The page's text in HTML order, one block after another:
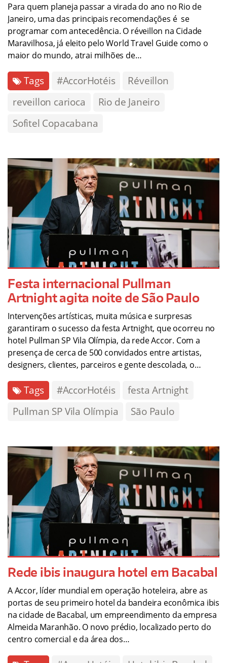
Para quem planeja passar a virada do ano no Rio de
Janeiro, uma das principais recomendações é se
programar com antecedência. O réveillon na Cidade
Maravilhosa, já eleito pelo World Travel Guide como o
maior do mundo, atrai milhões de…
Tags #AccorHotéis
Réveillon
reveillon carioca
Rio de Janeiro
Sofitel Copacabana
Festa internacional Pullman
Artnight agita noite de São Paulo
Intervenções artísticas, muita música e surpresas
garantiram o sucesso da festa Artnight, que ocorreu no
hotel Pullman SP Vila Olímpia, da rede Accor. Com a
presença de cerca de 500 convidados entre artistas,
designers, clientes, parceiros e gente descolada, o…
Tags #AccorHotéis
festa Artnight
Pullman SP Vila Olímpia
São Paulo
Rede ibis inaugura hotel em Bacabal
A Accor, líder mundial em operação hoteleira, abre as
portas de seu primeiro hotel da bandeira econômica ibis
na cidade de Bacabal, um empreendimento da empresa
Almeida Maranhão. O novo prédio, localizado perto do
centro comercial e da área dos…